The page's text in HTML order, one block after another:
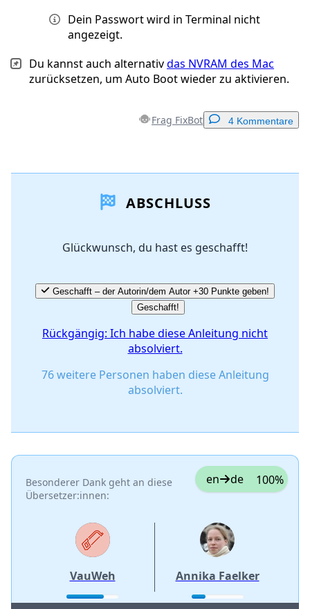
Dein Passwort wird in Terminal nicht
angezeigt.
Du kannst auch alternativdas NVRAM des Mac
zurücksetzen, um Auto Boot wieder zu aktivieren.
Frag FixBot 4 Kommentare
Kommentar hinzufügenABSCHLUSS
Glückwunsch, du hast es geschafft!
Geschafft – der Autorin/dem Autor +30 Punkte geben!
Geschafft!
Rückgängig: Ich habe diese Anleitung nicht
absolviert.
76 weitere Personen haben diese Anleitung
absolviert.
Besonderer Dank geht an diese
Übersetzer:innen:
en de 100%
VauWeh Annika Faelker